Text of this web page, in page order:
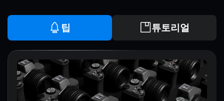
팁 튜토리얼